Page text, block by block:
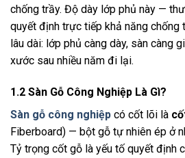
chống trầy. Độ dày lớp phủ này —
quyết định trực tiếp khả năng
lâu dài: lớp phủ càng dày, sàn càng
xước sau nhiều năm đi lại.
1.2 Sàn Gỗ Công Nghiệp Là Gì?
Sàn gỗ công nghiệp có cốt lõi là
Fiberboard) — bột gỗ tự nhiên ép ở
Tỷ trọng cốt gỗ là yếu tố quyết định